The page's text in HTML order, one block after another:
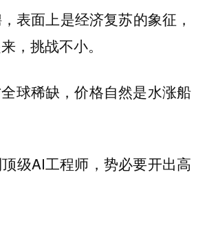
表面上是经济复苏的象征，
，挑战不小。
球稀缺，价格自然是水涨船
级AI工程师，势必要开出高